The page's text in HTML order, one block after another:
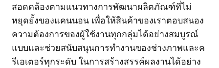
สอดคล้องตามแนวทางการพัฒนาผลิตภัณฑ์ที่ไม่
หยุดยั้งของแคนนอน เพื่อให้สินค้าของเราตอบสนอง
ความต้องการของผู้ใช้งานทุกกลุ่มได้อย่างสมบูรณ์
แบบและช่วยสนับสนุนการทำงานของช่างภาพและค
รีเอเตอร์ทุกระดับ ในการสร้างสรรค์ผลงานได้อย่าง